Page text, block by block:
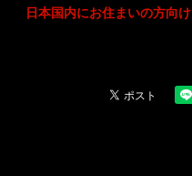
日本国内にお住まいの方向け